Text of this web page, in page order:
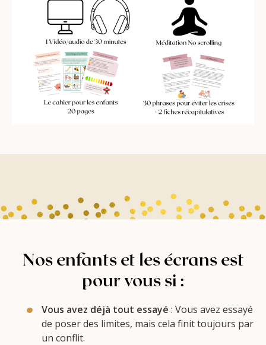
Nos enfants et les écrans est
pour vous si :
Vous avez déjà tout essayé : Vous avez essayé
de poser des limites, mais cela finit toujours par
un conflit.